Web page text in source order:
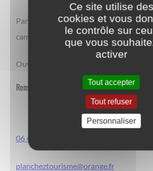
Parking et grand pré pour l'accueil des
campeurs.
Ouvert toute l'année, réservation
Renseignement et réservation
06 47 18 26 12
plancheztourisme@orange.fr
Ce site utilise des
cookies et vous
le contrôle sur
que vous
activer
Tout accepter
Tout refuser
Personnaliser